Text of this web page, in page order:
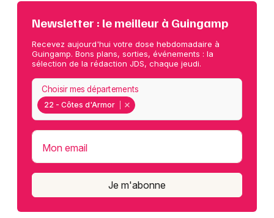
Newsletter : le meilleur à Guingamp
Recevez aujourd'hui votre dose hebdomadaire à
Guingamp. Bons plans, sorties, événements : la
sélection de la rédaction JDS, chaque jeudi.
22 - Côtes d'Armor
Choisir mes départements
Mon email
Je m'abonne